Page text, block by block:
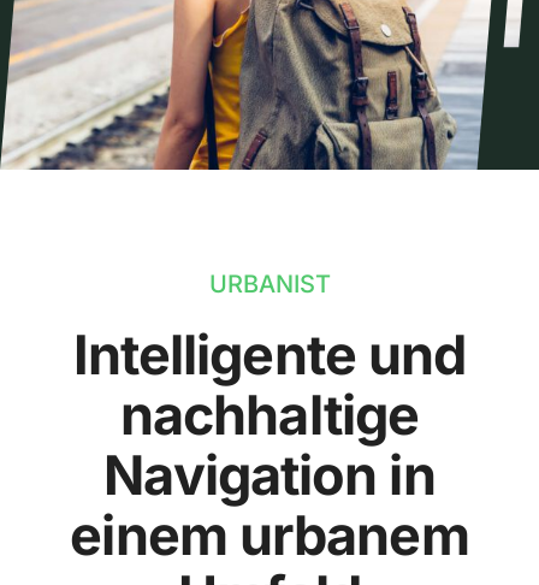
URBANIST
Intelligente und
nachhaltige
Navigation in
einem urbanem